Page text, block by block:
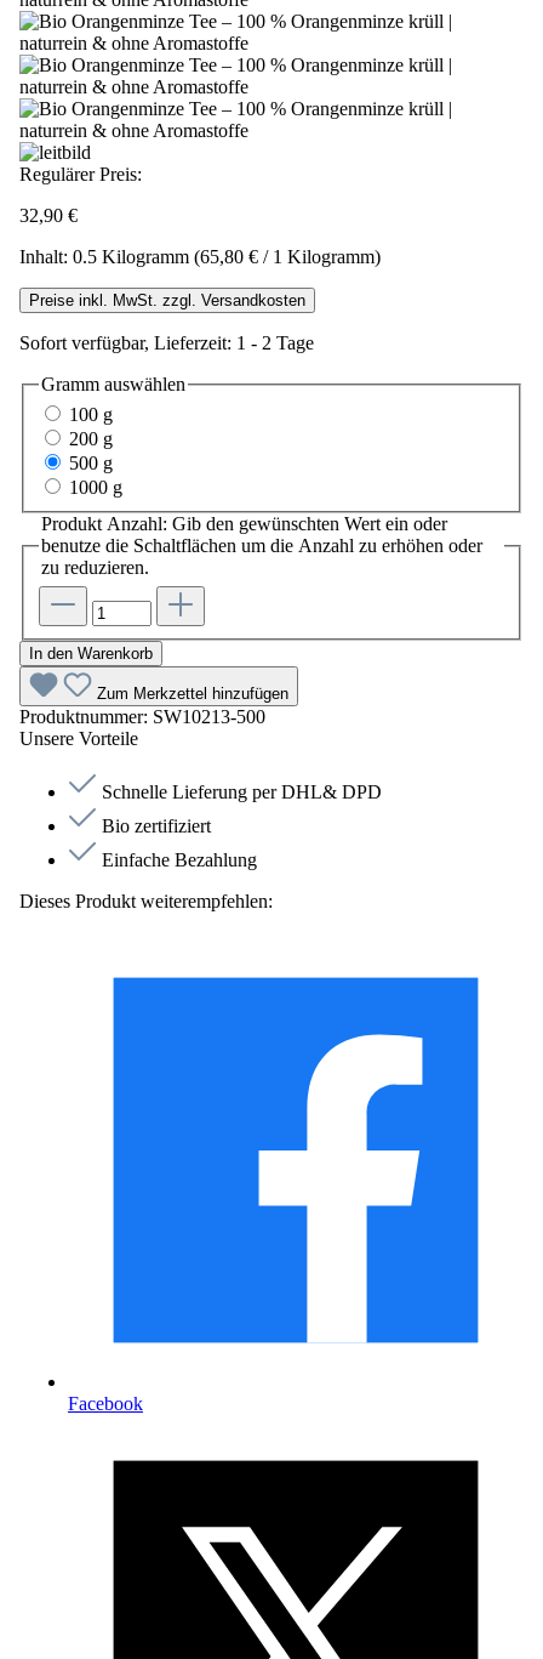
Regulärer Preis:
32,90 €
Inhalt: 0.5 Kilogramm (65,80 € / 1 Kilogramm)
Preise inkl. MwSt. zzgl. Versandkosten
Sofort verfügbar, Lieferzeit: 1 - 2 Tage
Gramm auswählen
100 g
200 g
500 g
1000 g
Produkt Anzahl: Gib den gewünschten Wert ein oder
benutze die Schaltflächen um die Anzahl zu erhöhen oder
zu reduzieren.
In den Warenkorb
Zum Merkzettel hinzufügen
Produktnummer: SW10213-500
Unsere Vorteile
Schnelle Lieferung per DHL& DPD
Bio zertifiziert
Einfache Bezahlung
Dieses Produkt weiterempfehlen:
Facebook